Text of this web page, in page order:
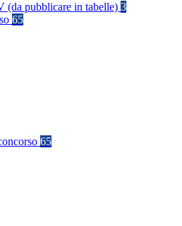
(da pubblicare in tabelle) 3
65
65